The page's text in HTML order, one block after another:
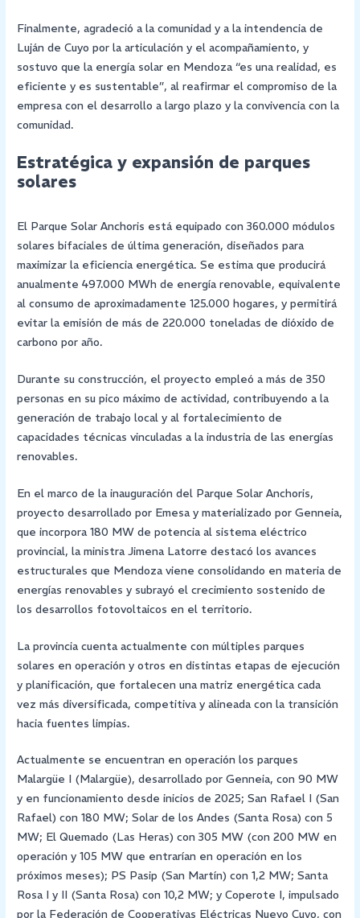
Finalmente, agradeció a la comunidad y a la intendencia de
Luján de Cuyo por la articulación y el acompañamiento, y
sostuvo que la energía solar en Mendoza “es una realidad, es
eficiente y es sustentable”, al reafirmar el compromiso de la
empresa con el desarrollo a largo plazo y la convivencia con la
comunidad.
Estratégica y expansión de parques
solares
El Parque Solar Anchoris está equipado con 360.000 módulos
solares bifaciales de última generación, diseñados para
maximizar la eficiencia energética. Se estima que producirá
anualmente 497.000 MWh de energía renovable, equivalente
al consumo de aproximadamente 125.000 hogares, y permitirá
evitar la emisión de más de 220.000 toneladas de dióxido de
carbono por año.
Durante su construcción, el proyecto empleó a más de 350
personas en su pico máximo de actividad, contribuyendo a la
generación de trabajo local y al fortalecimiento de
capacidades técnicas vinculadas a la industria de las energías
renovables.
En el marco de la inauguración del Parque Solar Anchoris,
proyecto desarrollado por Emesa y materializado por Genneia,
que incorpora 180 MW de potencia al sistema eléctrico
provincial, la ministra Jimena Latorre destacó los avances
estructurales que Mendoza viene consolidando en materia de
energías renovables y subrayó el crecimiento sostenido de
los desarrollos fotovoltaicos en el territorio.
La provincia cuenta actualmente con múltiples parques
solares en operación y otros en distintas etapas de ejecución
y planificación, que fortalecen una matriz energética cada
vez más diversificada, competitiva y alineada con la transición
hacia fuentes limpias.
Actualmente se encuentran en operación los parques
Malargüe I (Malargüe), desarrollado por Genneia, con 90 MW
y en funcionamiento desde inicios de 2025; San Rafael I (San
Rafael) con 180 MW; Solar de los Andes (Santa Rosa) con 5
MW; El Quemado (Las Heras) con 305 MW (con 200 MW en
operación y 105 MW que entrarían en operación en los
próximos meses); PS Pasip (San Martín) con 1,2 MW; Santa
Rosa I y II (Santa Rosa) con 10,2 MW; y Coperote I, impulsado
por la Federación de Cooperativas Eléctricas Nuevo Cuyo, con